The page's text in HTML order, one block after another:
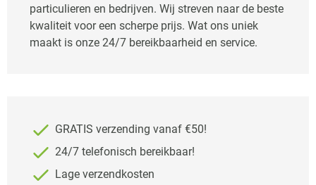
particulieren en bedrijven. Wij streven naar de beste
kwaliteit voor een scherpe prijs. Wat ons uniek
maakt is onze 24/7 bereikbaarheid en service.
GRATIS verzending vanaf €50!
24/7 telefonisch bereikbaar!
Lage verzendkosten